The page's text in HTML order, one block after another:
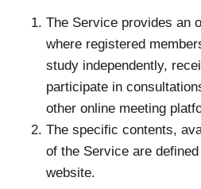
The Service provides an
where registered
study independently,
participate in
other online meeting
The specific contents,
of the Service are defined
website.